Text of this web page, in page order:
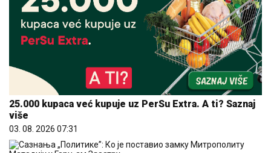
25.000 kupaca već kupuje uz PerSu Extra. A ti? Saznaj
više
03. 08. 2026 07:31